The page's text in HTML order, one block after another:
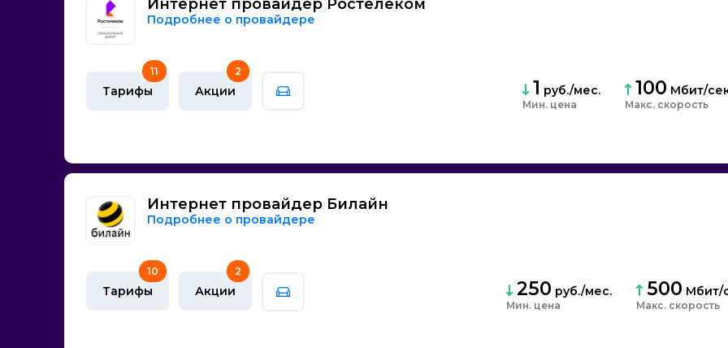
Интернет провайдер Ростелеком
Подробнее о провайдере
Тарифы
11
Акции
2
1 руб./мес.
Мин. цена
100 Мбит/
скорость
Интернет провайдер Билайн
Подробнее о провайдере
Тарифы
10
Акции
2
250 руб./мес.
Мин. цена
500 Мбит/
скорость